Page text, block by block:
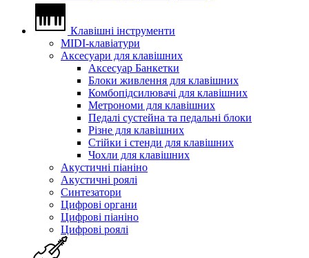
Клавішні інструменти
MIDI-клавіатури
Аксесуари для клавішних
Аксесуар Банкетки
Блоки живлення для клавішних
Комбопідсилювачі для клавішних
Метрономи для клавішних
Педалі сустейна та педальні блоки
Різне для клавішних
Стійки і стенди для клавішних
Чохли для клавішних
Акустичні піаніно
Акустичні роялі
Синтезатори
Цифрові органи
Цифрові піаніно
Цифрові роялі